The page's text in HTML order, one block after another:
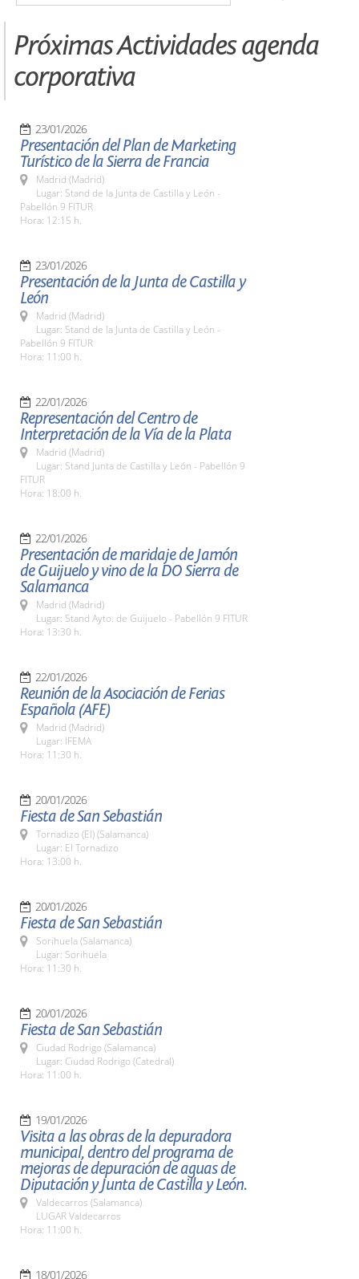
Próximas Actividades agenda
corporativa
23/01/2026
Presentación del Plan de Marketing
Turístico de la Sierra de Francia
Madrid (Madrid)
Lugar: Stand de la Junta de Castilla y León -
Pabellón 9 FITUR
Hora: 12:15 h.
23/01/2026
Presentación de la Junta de Castilla y
León
Madrid (Madrid)
Lugar: Stand de la Junta de Castilla y León -
Pabellón 9 FITUR
Hora: 11:00 h.
22/01/2026
Representación del Centro de
Interpretación de la Vía de la Plata
Madrid (Madrid)
Lugar: Stand Junta de Castilla y León - Pabellón 9
FITUR
Hora: 18:00 h.
22/01/2026
Presentación de maridaje de Jamón
de Guijuelo y vino de la DO Sierra de
Salamanca
Madrid (Madrid)
Lugar: Stand Ayto. de Guijuelo - Pabellón 9 FITUR
Hora: 13:30 h.
22/01/2026
Reunión de la Asociación de Ferias
Española (AFE)
Madrid (Madrid)
Lugar: IFEMA
Hora: 11:30 h.
20/01/2026
Fiesta de San Sebastián
Tornadizo (El) (Salamanca)
Lugar: El Tornadizo
Hora: 13:00 h.
20/01/2026
Fiesta de San Sebastián
Sorihuela (Salamanca)
Lugar: Sorihuela
Hora: 11:30 h.
20/01/2026
Fiesta de San Sebastián
Ciudad Rodrigo (Salamanca)
Lugar: Ciudad Rodrigo (Catedral)
Hora: 11:00 h.
19/01/2026
Visita a las obras de la depuradora
municipal, dentro del programa de
mejoras de depuración de aguas de
Diputación y Junta de Castilla y León.
Valdecarros (Salamanca)
LUGAR Valdecarros
Hora: 11:00 h.
18/01/2026